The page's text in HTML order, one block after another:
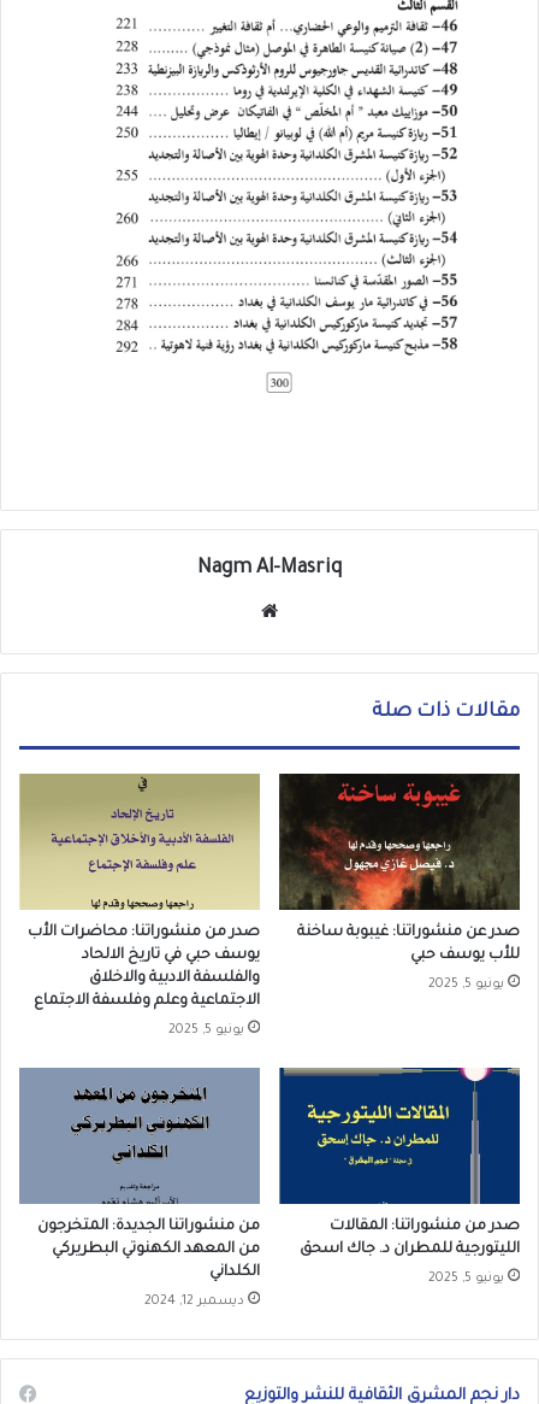
Nagm Al-Masriq
الوي
مقالات ذات صلة
صدر عن منشوراتنا: غيبوبة ساخنة
للأب يوسف حبي
يونيو 5, 2025
صدر من منشوراتنا: محاضرات الأب
يوسف حبي في تاريخ الالحاد
والفلسفة الادبية والاخلاق
الاجتماعية وعلم وفلسفة الاجتماع
يونيو 5, 2025
صدر من منشوراتنا: المقالات
الليتورجية للمطران د. جاك اسحق
يونيو 5, 2025
من منشوراتنا الجديدة: المتخرجون
من المعهد الكهنوتي البطريركي
الكلداني
ديسمبر 12, 2024
دار نجم المشرق الثقافية للنشر والتوزيع